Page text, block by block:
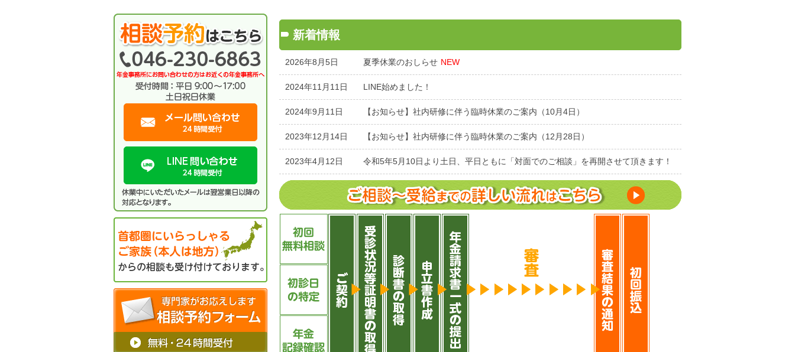
新着情報
2026年8月5日 夏季休業のおしらせ NEW
2024年11月11日 LINE始めました！
2024年9月11日 【お知らせ】社内研修に伴う臨時休業のご案内（10月4日）
2023年12月14日 【お知らせ】社内研修に伴う臨時休業のご案内（12月28日）
2023年4月12日 令和5年5月10日より土日、平日ともに「対面でのご相談」を再開させて頂きます！